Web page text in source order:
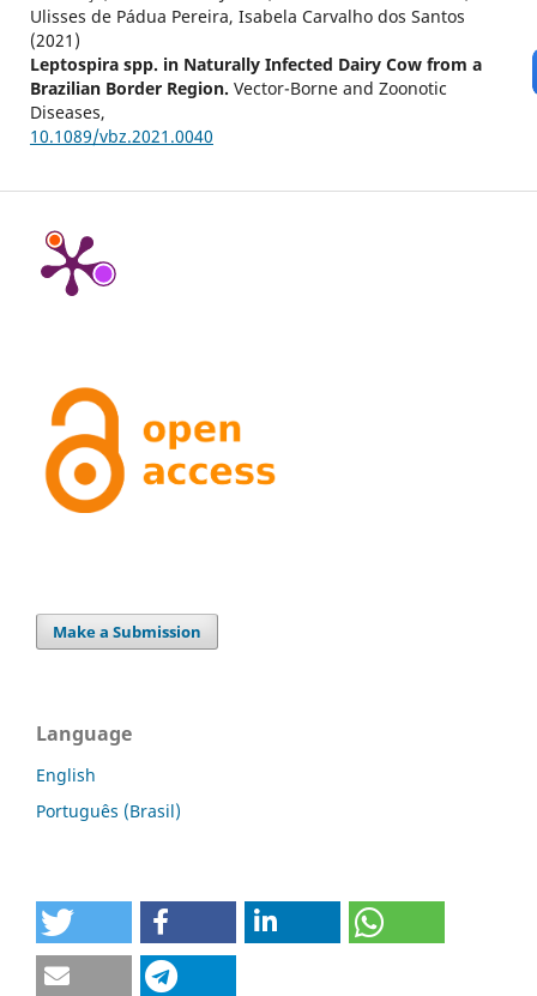
Ulisses de Pádua Pereira, Isabela Carvalho dos Santos
(2021)
Leptospira spp. in Naturally Infected Dairy Cow from a
Brazilian Border Region. Vector-Borne and Zoonotic
Diseases,
10.1089/vbz.2021.0040
Make a Submission
Language
English
Português (Brasil)